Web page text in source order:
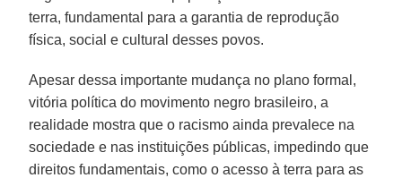
terra, fundamental para a garantia de reprodução
física, social e cultural desses povos.
Apesar dessa importante mudança no plano formal,
vitória política do movimento negro brasileiro, a
realidade mostra que o racismo ainda prevalece na
sociedade e nas instituições públicas, impedindo que
direitos fundamentais, como o acesso à terra para as